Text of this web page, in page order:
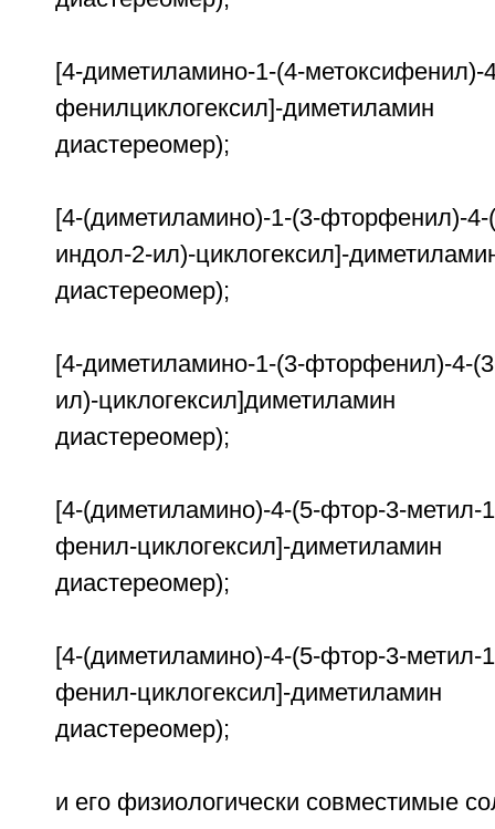
[4-диметиламино-1-(4-метоксифенил)-
фенилциклогексил]-
диастереомер);
[4-(диметиламино)-1-(3-фторфенил)-
индол-2-ил)-циклогексил]-
диастереомер);
[4-диметиламино-1-(3-фторфенил)-4-
ил)-
диастереомер);
[4-(диметиламино)-4-(5-фтор-3-метил-
фенил-циклогексил]-
диастереомер);
[4-(диметиламино)-4-(5-фтор-3-метил-
фенил-циклогексил]-
диастереомер);
и его физиологически совместимые